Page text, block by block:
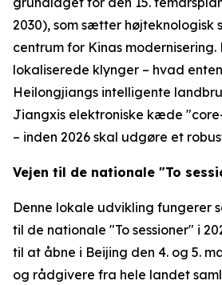
2030), som sætter højteknologisk
centrum for Kinas modernisering.
lokaliserede klynger – hvad
Heilongjiangs intelligente
Jiangxis elektroniske kæde
– inden 2026 skal udgøre et
Vejen til de nationale "To
Denne lokale udvikling fungerer
til de nationale "To sessioner" i
til at åbne i Beijing den 4. og 5.
og rådgivere fra hele landet